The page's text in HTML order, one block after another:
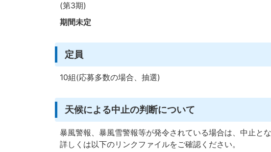
(第3期)
期間未定
定員
10組(応募多数の場合、抽選)
天候による中止の判断について
暴風警報、暴風雪警報等が発令されている場合は、中止とな
詳しくは以下のリンクファイルをご確認ください。